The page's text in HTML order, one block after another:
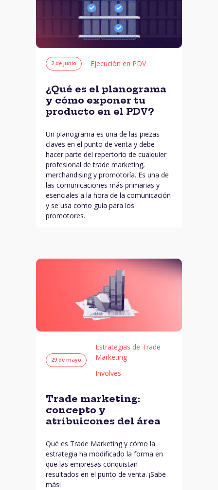
2 de junio Ejecución en PDV
¿Qué es el planograma
y cómo exponer tu
producto en el PDV?
Un planograma es una de las piezas
claves en el punto de venta y debe
hacer parte del repertorio de cualquier
profesional de trade marketing,
merchandising y promotoría. Es una de
las comunicaciones más primarias y
esenciales a la hora de la comunicación
y se usa como guía para los
promotores.
29 de mayo
Estrategias de Trade
Marketing
Involves
Trade marketing:
concepto y
atribuicones del área
Qué es Trade Marketing y cómo la
estrategia ha modificado la forma en
que las empresas conquistan
resultados en el punto de venta. ¡Sabe
más!